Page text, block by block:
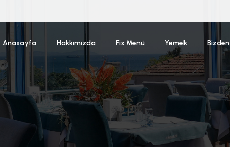
Anasayfa Hakkımızda Fix Menü Yemek